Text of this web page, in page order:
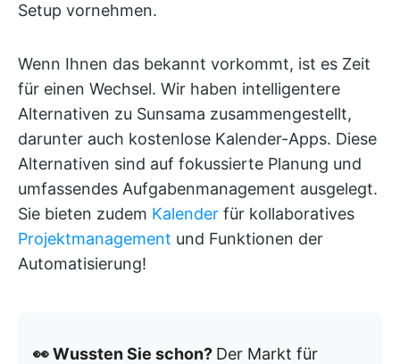
Setup vornehmen.
Wenn Ihnen das bekannt vorkommt, ist es Zeit
für einen Wechsel. Wir haben intelligentere
Alternativen zu Sunsama zusammengestellt,
darunter auch kostenlose Kalender-Apps. Diese
Alternativen sind auf fokussierte Planung und
umfassendes Aufgabenmanagement ausgelegt.
Sie bieten zudem Kalender für kollaboratives
Projektmanagement und Funktionen der
Automatisierung!
👀 Wussten Sie schon? Der Markt für